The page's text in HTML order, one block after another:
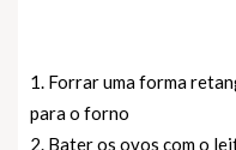
1. Forrar uma forma
para o forno
2. Bater os ovos com o